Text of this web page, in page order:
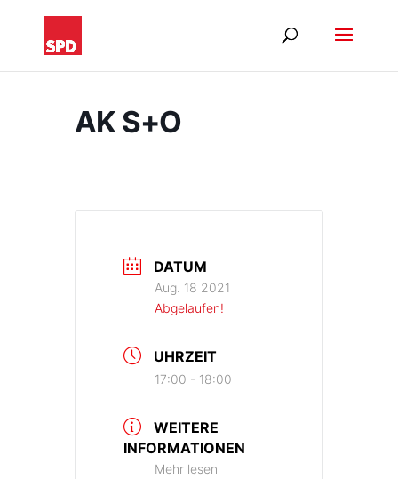
AK S+O
DATUM
Aug. 18 2021
Abgelaufen!
UHRZEIT
17:00 - 18:00
WEITERE
INFORMATIONEN
Mehr lesen